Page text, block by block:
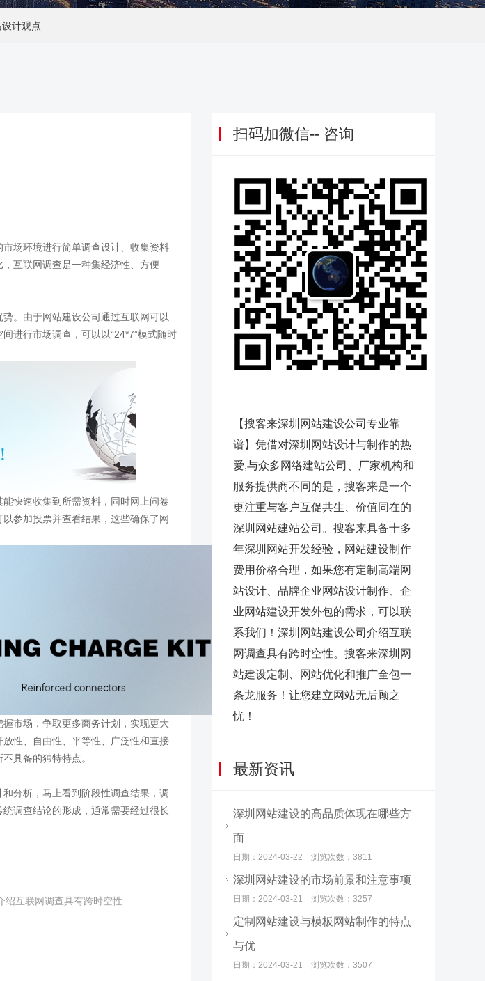
设计观点
场环境进行简单调查设计、收集资料
互联网调查是一种集经济性、方便
。由于网站建设公司通过互联网可以
进行市场调查，可以以“24*7”模式随时
快速收集到所需资料，同时网上问卷
参加投票并查看结果，这些确保了网
市场，争取更多商务计划，实现更大
性、自由性、平等性、广泛性和直接
具备的独特特点。
分析，马上看到阶段性调查结果，调
调查结论的形成，通常需要经过很长
绍互联网调查具有跨时空性
扫码加微信-- 咨询
【搜客来深圳网站建设公司专业靠
谱】凭借对深圳网站设计与制作的热
爱,与众多网络建站公司、厂家机构和
服务提供商不同的是，搜客来是一个
更注重与客户互促共生、价值同在的
深圳网站建站公司。搜客来具备十多
年深圳网站开发经验，网站建设制作
费用价格合理，如果您有定制高端网
站设计、品牌企业网站设计制作、企
业网站建设开发外包的需求，可以联
系我们！深圳网站建设公司介绍互联
网调查具有跨时空性。搜客来深圳网
站建设定制、网站优化和推广全包一
条龙服务！让您建立网站无后顾之
忧！
最新资讯
深圳网站建设的高品质体现在哪些方
面
日期：2024-03-22 浏览次数：3811
深圳网站建设的市场前景和注意事项
日期：2024-03-21 浏览次数：3257
定制网站建设与模板网站制作的特点
与优
日期：2024-03-21 浏览次数：3507